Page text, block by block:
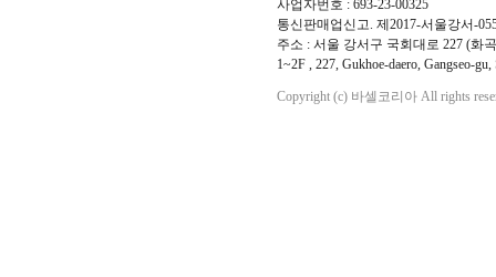
사업자번호 : 693-23-00325
통신판매업신고. 제2017-서울강서-
주소 : 서울 강서구 국회대로 227 (화
1~2F , 227, Gukhoe-daero, Gangseo-
Copyright (c) 바셀코리아 All rights